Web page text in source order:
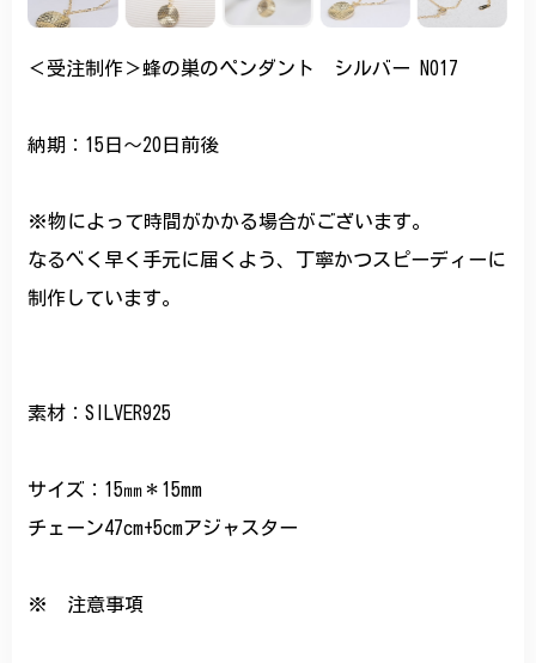
＜受注制作＞蜂の巣のペンダント シルバー N017
納期：15日～20日前後
※物によって時間がかかる場合がございます。
なるべく早く手元に届くよう、丁寧かつスピーディーに
制作しています。
素材：SILVER925
サイズ：15㎜＊15mm
チェーン47cm+5cmアジャスター
※ 注意事項